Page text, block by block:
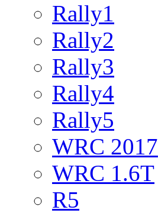
Rally1
Rally2
Rally3
Rally4
Rally5
WRC 2017
WRC 1.6T
R5